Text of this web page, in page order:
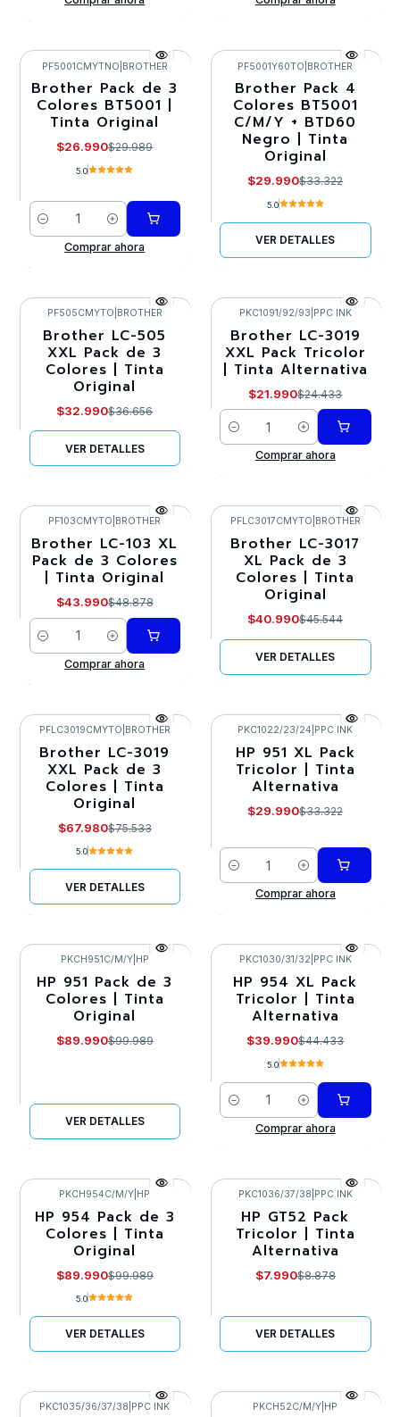
-10%
PF5001CMYTNO BROTHER
Brother Pack de 3
Colores BT5001 |
Tinta Original
$26.990$29.989
5.0
Cantidad
Comprar ahora
-10%
Agotado
PF5001Y60TO BROTHER
Brother Pack 4
Colores BT5001
C/M/Y + BTD60
Negro | Tinta
Original
$29.990$33.322
5.0
VER DETALLES
-10%
Agotado
PF505CMYTO BROTHER
Brother LC-505
XXL Pack de 3
Colores | Tinta
Original
$32.990$36.656
VER DETALLES
-10%
PKC1091/92/93 PPC INK
Brother LC-3019
XXL Pack Tricolor
| Tinta Alternativa
$21.990$24.433
Cantidad
Comprar ahora
-10%
PF103CMYTO BROTHER
Brother LC-103 XL
Pack de 3 Colores
| Tinta Original
$43.990$48.878
Cantidad
Comprar ahora
-10%
Agotado
PFLC3017CMYTO BROTHER
Brother LC-3017
XL Pack de 3
Colores | Tinta
Original
$40.990$45.544
VER DETALLES
-10%
Agotado
PFLC3019CMYTO BROTHER
Brother LC-3019
XXL Pack de 3
Colores | Tinta
Original
$67.980$75.533
5.0
VER DETALLES
-10%
PKC1022/23/24 PPC INK
HP 951 XL Pack
Tricolor | Tinta
Alternativa
$29.990$33.322
Cantidad
Comprar ahora
-10%
Agotado
PKCH951C/M/Y| HP
HP 951 Pack de 3
Colores | Tinta
Original
$89.990$99.989
VER DETALLES
-10%
PKC1030/31/32 PPC INK
HP 954 XL Pack
Tricolor | Tinta
Alternativa
$39.990$44.433
5.0
Cantidad
Comprar ahora
-10%
Agotado
PKCH954C/M/Y HP
HP 954 Pack de 3
Colores | Tinta
Original
$89.990$99.989
5.0
VER DETALLES
-10%
Agotado
PKC1036/37/38 PPC INK
HP GT52 Pack
Tricolor | Tinta
Alternativa
$7.990$8.878
VER DETALLES
PKC1035/36/37/38 PPC INK PKCH52C/M/Y HP